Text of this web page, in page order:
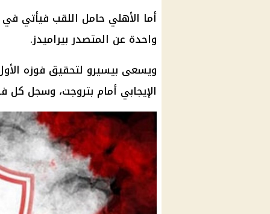
واحدة عن المتصدر بيراميدز.
ويسعى بيسيرو لتحقيق فوزه
الإيجابي أمام بتروجت، وسجل كل